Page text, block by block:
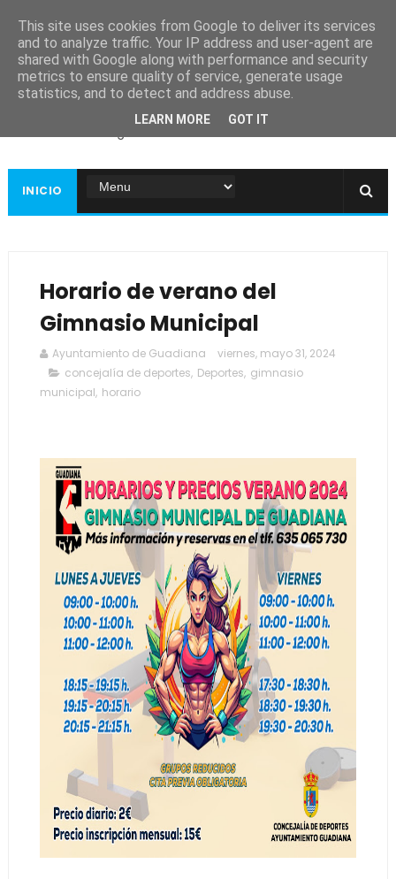
Ayuntamiento de
Guadiana
INICIO
Horario de verano del
Gimnasio Municipal
Ayuntamiento de Guadiana
viernes, mayo 31, 2024
concejalía de deportes, Deportes, gimnasio
municipal, horario
This site uses cookies from Google to deliver its services
and to analyze traffic. Your IP address and user-agent are
shared with Google along with performance and security
metrics to ensure quality of service, generate usage
statistics, and to detect and address abuse.
LEARN MORE GOT IT